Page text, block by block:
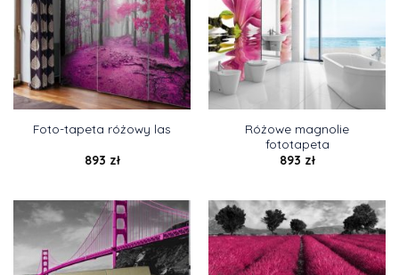
Foto-tapeta różowy las
893 zł
Różowe magnolie
fototapeta
893 zł